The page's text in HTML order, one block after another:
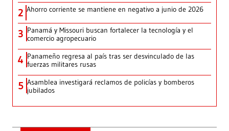
2 Ahorro corriente se mantiene en negativo a junio de 2026
3 Panamá y Missouri buscan fortalecer la tecnología y el
comercio agropecuario
4 Panameño regresa al país tras ser desvinculado de las
fuerzas militares rusas
5 Asamblea investigará reclamos de policías y bomberos
jubilados